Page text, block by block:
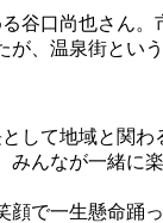
谷口尚也さん
、温泉街とい
して地域と関
んなが一緒
で一生懸命